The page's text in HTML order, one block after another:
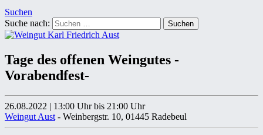
Suchen
Suche nach:
Tage des offenen Weingutes -
Vorabendfest-
26.08.2022 | 13:00 Uhr bis 21:00 Uhr
Weingut Aust - Weinbergstr. 10, 01445 Radebeul